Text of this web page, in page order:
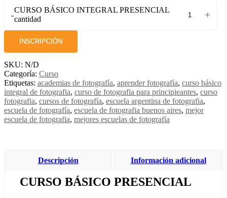
-CURSO BÁSICO INTEGRAL PRESENCIAL
cantidad
+
INSCRIPCIÓN
SKU: N/D
Categoría: Curso
Etiquetas: academias de fotografía, aprender fotografía, curso básico
integral de fotografia, curso de fotografia para principieantes, curso
fotografia, cursos de fotografía, escuela argentina de fotografia,
escuela de fotografía, escuela de fotografia buenos aires, mejor
escuela de fotografia, mejores escuelas de fotografía
Descripción Información adicional
CURSO BÁSICO PRESENCIAL